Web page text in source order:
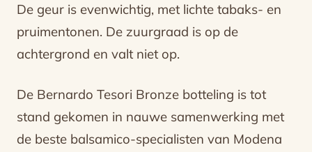
De geur is evenwichtig, met lichte tabaks- en
pruimentonen. De zuurgraad is op de
achtergrond en valt niet op.
De Bernardo Tesori Bronze botteling is tot
stand gekomen in nauwe samenwerking met
de beste balsamico-specialisten van Modena